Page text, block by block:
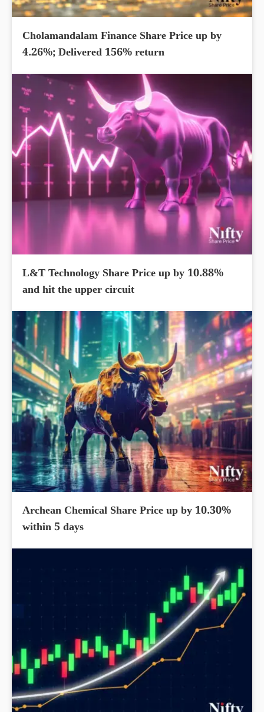
Cholamandalam Finance Share Price up by
4.26%; Delivered 156% return
L&T Technology Share Price up by 10.88%
and hit the upper circuit
Archean Chemical Share Price up by 10.30%
within 5 days